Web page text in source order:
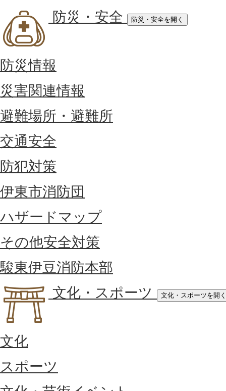
防災・安全
防災・安全を開く
防災情報
災害関連情報
避難場所・避難所
交通安全
防犯対策
伊東市消防団
ハザードマップ
その他安全対策
駿東伊豆消防本部
文化・スポーツ
文化・スポーツを開く
文化
スポーツ